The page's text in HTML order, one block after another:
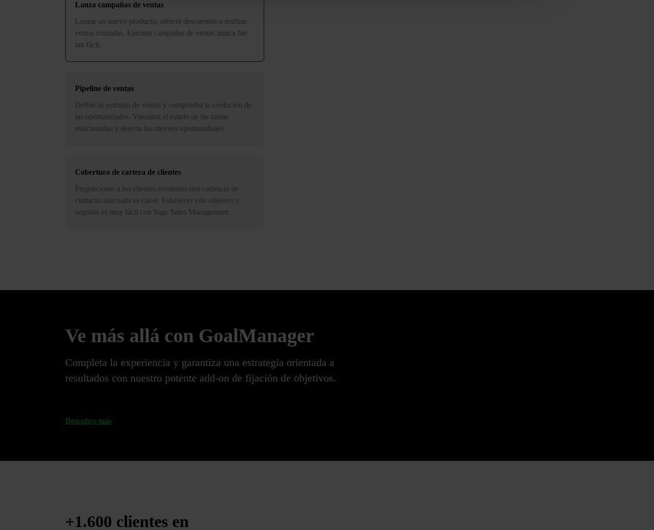
Lanza campañas de ventas
Lanzar un nuevo producto, ofrecer descuentos o realizar
ventas cruzadas. Ejecutar campañas de ventas nunca fue
tan fácil.
Pipeline de ventas
Define tu embudo de ventas y comprueba la evolución de
las oportunidades. Visualiza el estado de las tareas
relacionadas y detecta las mejores oportunidades.
Cobertura de cartera de clientes
Proporcionar a los clientes existentes una cadencia de
contacto adecuada es clave. Establecer este objetivo y
seguirlo es muy fácil con Sage Sales Management.
Ve más allá con GoalManager
Completa la experiencia y garantiza una estrategia orientada a
resultados con nuestro potente add-on de fijación de objetivos.
Descubre más
+1.600 clientes en